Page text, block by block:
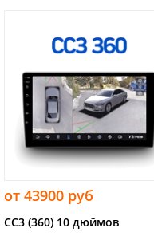
от 43900 руб
CC3 (360) 10 дюймов